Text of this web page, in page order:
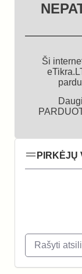
Ši
PIRKĖJŲ
Rašyti